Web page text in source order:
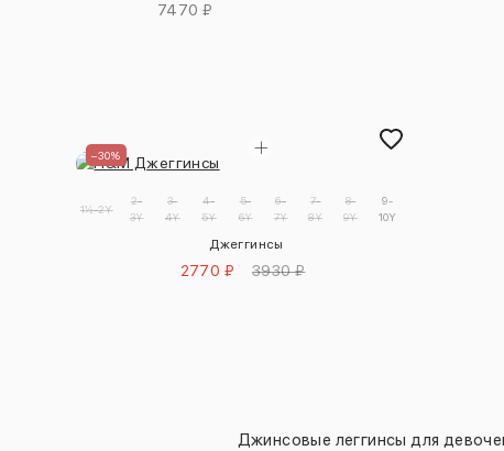
7470 ₽
–30%
1½-2Y
2-
3Y
3-
4Y
4-
5Y
5-
6Y
6-
7Y
7-
8Y
8-
9Y
9-
10Y
Джеггинсы
2770 ₽ 3930 ₽
Джинсовые леггинсы для